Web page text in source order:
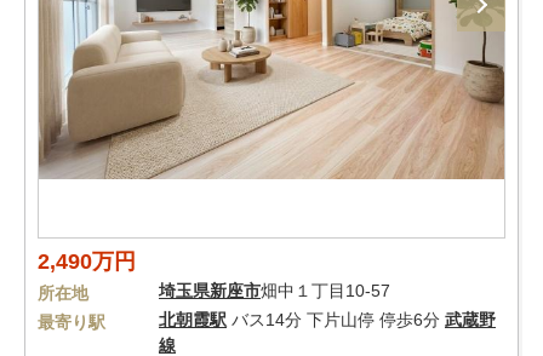
2,490万円
所在地 埼玉県新座市畑中１丁目10-57
最寄り駅
北朝霞駅 バス14分 下片山停 停歩6分 武蔵野
線